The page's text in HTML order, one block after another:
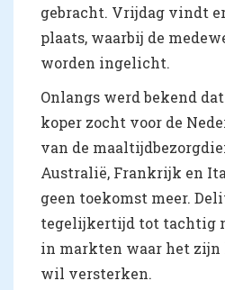
gebracht. Vrijdag vindt
plaats, waarbij de
worden ingelicht.
Onlangs werd bekend
koper zocht voor de
van de
Australië, Frankrijk en
geen toekomst meer.
tegelijkertijd tot tachtig
in markten waar het zijn
wil versterken.